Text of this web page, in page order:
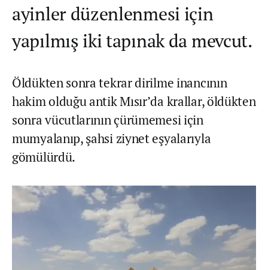
ayinler düzenlenmesi için
yapılmış iki tapınak da mevcut.
Öldükten sonra tekrar dirilme inancının
hakim olduğu antik Mısır’da krallar, öldükten
sonra vücutlarının çürümemesi için
mumyalanıp, şahsi ziynet eşyalarıyla
gömülürdü.